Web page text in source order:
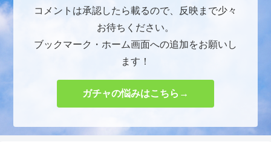
コメントは承認したら載るので、反映まで少々
お待ちください。
ブックマーク・ホーム画面への追加をお願いし
ます！
ガチャの悩みはこちら→